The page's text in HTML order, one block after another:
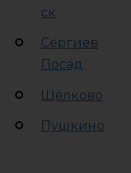
ск
Сергиев
Посад
Щёлково
Пушкино